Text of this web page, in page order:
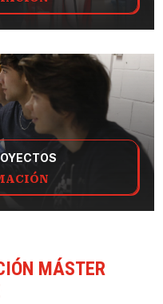
MÁSTER